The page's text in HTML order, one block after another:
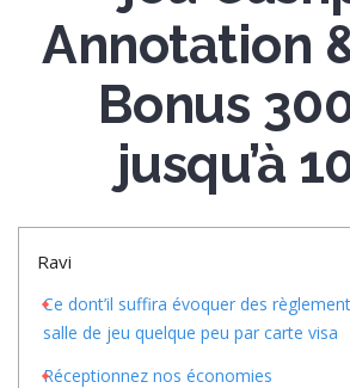
Annotation
Bonus
jusqu’à
Ravi
Ce dont’il suffira évoquer des
salle de jeu quelque peu par carte visa
Réceptionnez nos économies